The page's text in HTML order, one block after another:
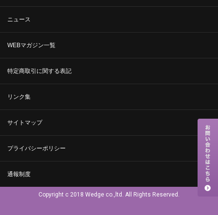
ニュース
WEBマガジン一覧
特定商取引に関する表記
リンク集
サイトマップ
プライバシーポリシー
通報制度
Copyright c 2018 Wedge co.,ltd. All Rights Reserved.